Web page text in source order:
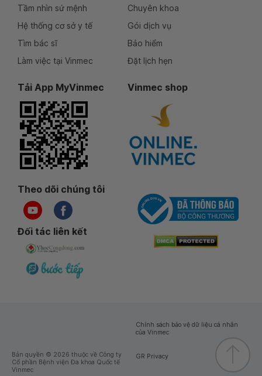
Tầm nhìn sứ mệnh
Hệ thống cơ sở y tế
Tìm bác sĩ
Làm việc tại Vinmec
Chuyên khoa
Gói dịch vụ
Bảo hiểm
Đặt lịch hẹn
Tải App MyVinmec Vinmec shop
Theo dõi chúng tôi
Đối tác liên kết
Bản quyền © 2026 thuộc về Công ty
Cổ phần Bệnh viện Đa khoa Quốc tế
Vinmec
Chính sách bảo vệ dữ liệu cá nhân
của Vinmec
GR Privacy